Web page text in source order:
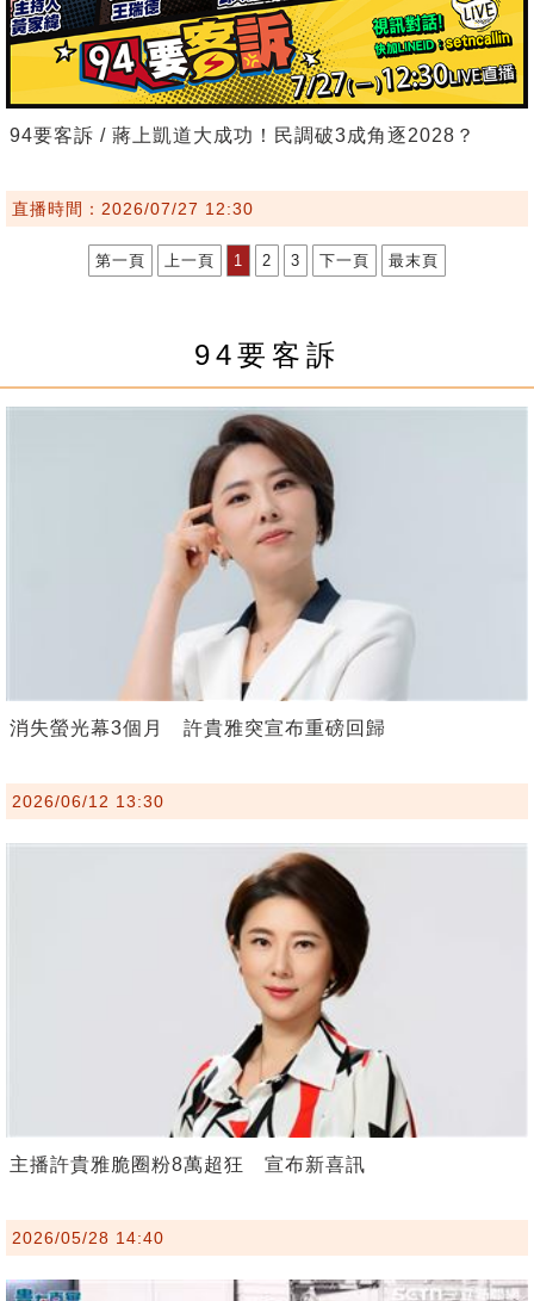
94要客訴 / 蔣上凱道大成功！民調破3成角逐2028？
直播時間：2026/07/27 12:30
第一頁 上一頁 1 2 3 下一頁 最末頁
94要客訴
消失螢光幕3個月 許貴雅突宣布重磅回歸
2026/06/12 13:30
主播許貴雅脆圈粉8萬超狂 宣布新喜訊
2026/05/28 14:40